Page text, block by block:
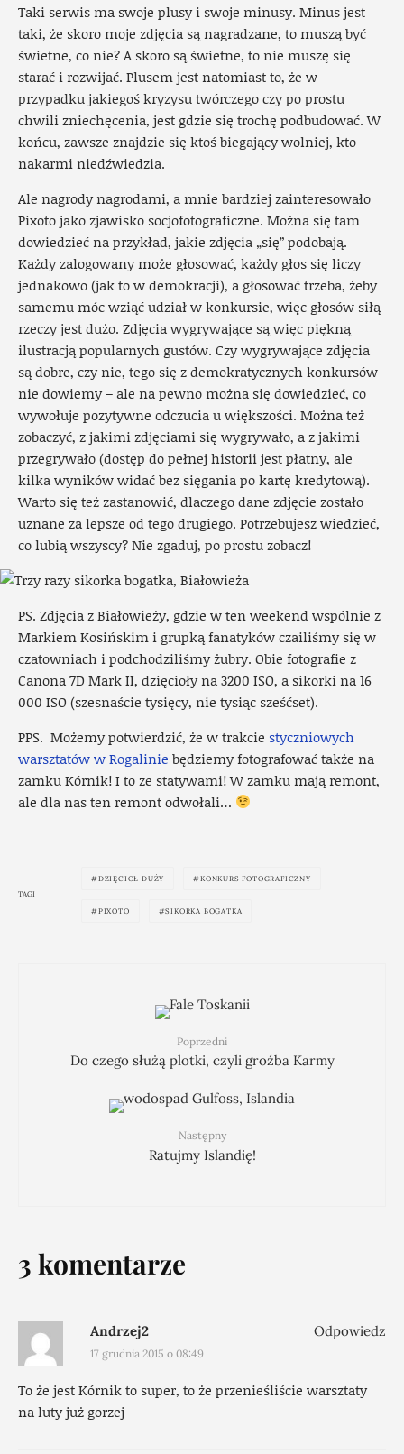
Taki serwis ma swoje plusy i swoje minusy. Minus jest
taki, że skoro moje zdjęcia są nagradzane, to muszą być
świetne, co nie? A skoro są świetne, to nie muszę się
starać i rozwijać. Plusem jest natomiast to, że w
przypadku jakiegoś kryzysu twórczego czy po prostu
chwili zniechęcenia, jest gdzie się trochę podbudować. W
końcu, zawsze znajdzie się ktoś biegający wolniej, kto
nakarmi niedźwiedzia.
Ale nagrody nagrodami, a mnie bardziej zainteresowało
Pixoto jako zjawisko socjofotograficzne. Można się tam
dowiedzieć na przykład, jakie zdjęcia „się” podobają.
Każdy zalogowany może głosować, każdy głos się liczy
jednakowo (jak to w demokracji), a głosować trzeba, żeby
samemu móc wziąć udział w konkursie, więc głosów siłą
rzeczy jest dużo. Zdjęcia wygrywające są więc piękną
ilustracją popularnych gustów. Czy wygrywające zdjęcia
są dobre, czy nie, tego się z demokratycznych konkursów
nie dowiemy – ale na pewno można się dowiedzieć, co
wywołuje pozytywne odczucia u większości. Można też
zobaczyć, z jakimi zdjęciami się wygrywało, a z jakimi
przegrywało (dostęp do pełnej historii jest płatny, ale
kilka wyników widać bez sięgania po kartę kredytową).
Warto się też zastanowić, dlaczego dane zdjęcie zostało
uznane za lepsze od tego drugiego. Potrzebujesz wiedzieć,
co lubią wszyscy? Nie zgaduj, po prostu zobacz!
PS. Zdjęcia z Białowieży, gdzie w ten weekend wspólnie z
Markiem Kosińskim i grupką fanatyków czailiśmy się w
czatowniach i podchodziliśmy żubry. Obie fotografie z
Canona 7D Mark II, dzięcioły na 3200 ISO, a sikorki na 16
000 ISO (szesnaście tysięcy, nie tysiąc sześćset).
PPS. Możemy potwierdzić, że w trakcie styczniowych
warsztatów w Rogalinie będziemy fotografować także na
zamku Kórnik! I to ze statywami! W zamku mają remont,
ale dla nas ten remont odwołali…
TAGI
DZIĘCIOŁ DUŻY KONKURS FOTOGRAFICZNY
PIXOTO SIKORKA BOGATKA
Poprzedni
Do czego służą plotki, czyli groźba Karmy
Następny
Ratujmy Islandię!
3 komentarze
Andrzej2
17 grudnia 2015 o 08:49
To że jest Kórnik to super, to że przenieśliście warsztaty
na luty już gorzej
Odpowiedz